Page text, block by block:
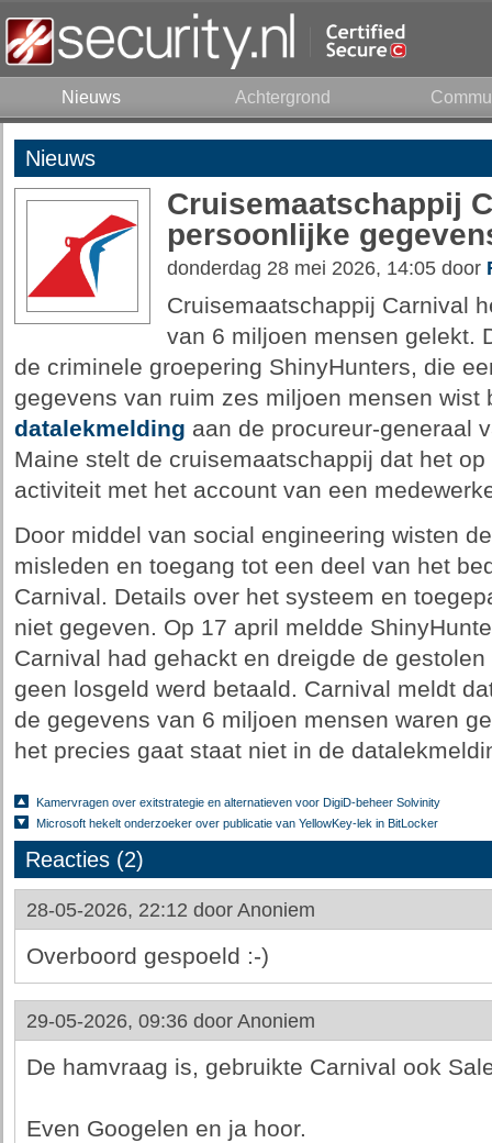
Nieuws Achtergrond
Nieuws
Cruisemaatschappij
persoonlijke
donderdag 28 mei 2026, 14:05 door
Cruisemaatschappij Carnival
van 6 miljoen mensen gelekt.
de criminele groepering ShinyHunters, die
gegevens van ruim zes miljoen mensen wist
datalekmelding aan de procureur-generaal
Maine stelt de cruisemaatschappij dat het
activiteit met het account van een
Door middel van social engineering wisten
misleden en toegang tot een deel van het
Carnival. Details over het systeem en
niet gegeven. Op 17 april meldde
Carnival had gehackt en dreigde de
geen losgeld werd betaald. Carnival meldt
de gegevens van 6 miljoen mensen waren
het precies gaat staat niet in de
Kamervragen over exitstrategie en alternatieven voor DigiD-beheer Solvinity
Microsoft hekelt onderzoeker over publicatie van YellowKey-lek in BitLocker
Reacties (2)
28-05-2026, 22:12 door Anoniem
Overboord gespoeld :-)
29-05-2026, 09:36 door Anoniem
De hamvraag is, gebruikte Carnival ook
Even Googelen en ja hoor.